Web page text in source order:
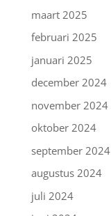
maart 2025
februari 2025
januari 2025
december 2024
november 2024
oktober 2024
september 2024
augustus 2024
juli 2024